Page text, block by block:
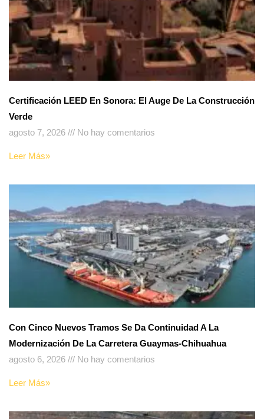
Certificación LEED En Sonora: El Auge De La Construcción
Verde
agosto 7, 2026
No hay comentarios
Leer Más»
Con Cinco Nuevos Tramos Se Da Continuidad A La
Modernización De La Carretera Guaymas-Chihuahua
agosto 6, 2026
No hay comentarios
Leer Más»